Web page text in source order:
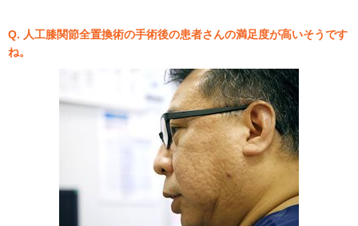
Q. 人工膝関節全置換術の手術後の患者さんの満足度が高いそうです
ね。